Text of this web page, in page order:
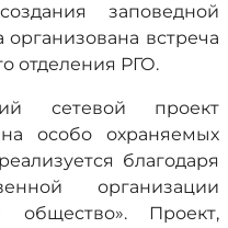
заповедной
встреча
отделения РГО.
сетевой проект
особо охраняемых
благодаря
организации
общество». Проект,